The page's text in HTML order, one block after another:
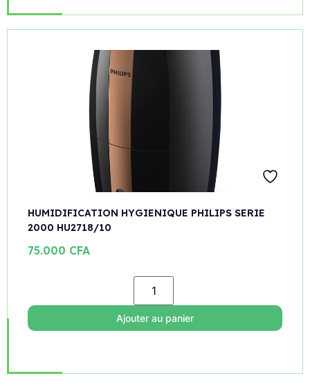
HUMIDIFICATION HYGIENIQUE PHILIPS SERIE
2000 HU2718/10
75.000 CFA
Ajouter au panier